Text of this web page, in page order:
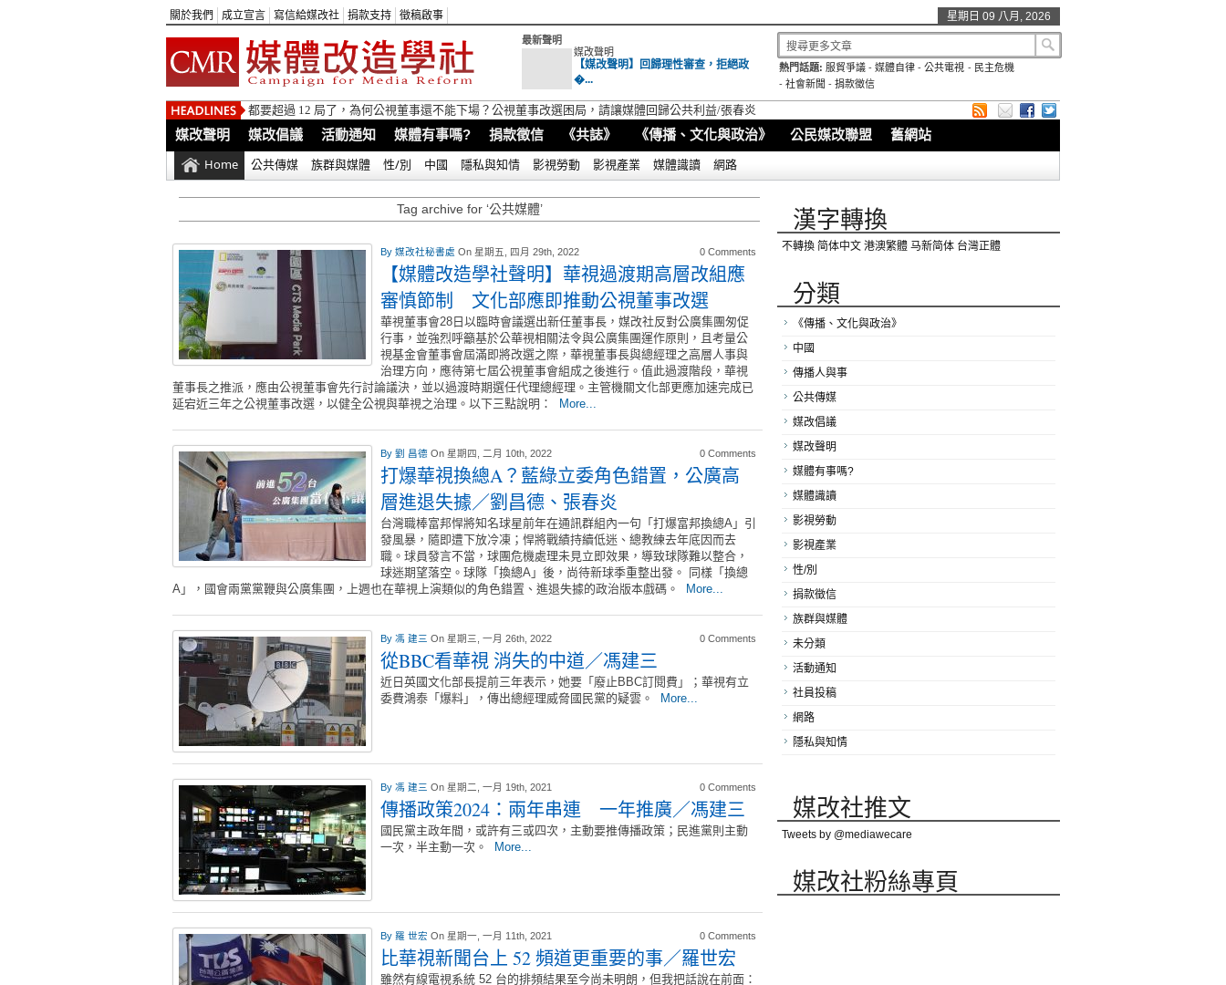
關於我們 成立宣言 寫信給媒改社 捐款支持 徵稿啟事 星期日 09 八月, 2026
最新聲明
媒改聲明
【媒改聲明】回歸理性審查，拒絕政
�...
熱門話題: 服貿爭議 -媒體自律 -公共電視 - 民主危機
- 社會新聞 - 捐款徵信
都要超過 12 局了，為何公視董事還不能下場？公視董事改選困局，請讓媒體回歸公共利益/張春炎
媒改聲明 媒改倡議 活動通知 媒體有事嗎? 捐款徵信 《共誌》 《傳播、文化與政治》 公民媒改聯盟 舊網站
Home 公共傳媒 族群與媒體 性/別 中國 隱私與知情 影視勞動 影視產業 媒體識讀 網路
Tag archive for ‘公共媒體’
By 媒改社秘書處 On 星期五, 四月 29th, 2022 0 Comments
【媒體改造學社聲明】華視過渡期高層改組應
審慎節制 文化部應即推動公視董事改選
華視董事會28日以臨時會議選出新任董事長，媒改社反對公廣集團匆促
行事，並強烈呼籲基於公華視相關法令與公廣集團運作原則，且考量公
視基金會董事會屆滿即將改選之際，華視董事長與總經理之高層人事與
治理方向，應待第七屆公視董事會組成之後進行。值此過渡階段，華視
董事長之推派，應由公視董事會先行討論議決，並以過渡時期選任代理總經理。主管機關文化部更應加速完成已
延宕近三年之公視董事改選，以健全公視與華視之治理。以下三點說明：
More...
By 劉 昌德 On 星期四, 二月 10th, 2022 0 Comments
打爆華視換總A？藍綠立委角色錯置，公廣高
層進退失據／劉昌德、張春炎
台灣職棒富邦悍將知名球星前年在通訊群組內一句「打爆富邦換總A」引
發風暴，隨即遭下放冷凍；悍將戰績持續低迷、總教練去年底因而去
職。球員發言不當，球團危機處理未見立即效果，導致球隊難以整合，
球迷期望落空。球隊「換總A」後，尚待新球季重整出發。 同樣「換總
A」，國會兩黨黨鞭與公廣集團，上週也在華視上演類似的角色錯置、進退失據的政治版本戲碼。
More...
By 馮 建三 On 星期三, 一月 26th, 2022 0 Comments
從BBC看華視 消失的中道／馮建三
近日英國文化部長提前三年表示，她要「廢止BBC訂閱費」；華視有立
委費鴻泰「爆料」，傳出總經理威脅國民黨的疑雲。
More...
By 馮 建三 On 星期二, 一月 19th, 2021 0 Comments
傳播政策2024：兩年串連 一年推廣／馮建三
國民黨主政年間，或許有三或四次，主動要推傳播政策；民進黨則主動
一次，半主動一次。
More...
By 羅 世宏 On 星期一, 一月 11th, 2021 0 Comments
比華視新聞台上 52 頻道更重要的事／羅世宏
雖然有線電視系統 52 台的排頻結果至今尚未明朗，但我把話說在前面：
漢字轉換
不轉換 简体中文 港澳繁體 马新简体 台灣正體
分類
《傳播、文化與政治》
中國
傳播人與事
公共傳媒
媒改倡議
媒改聲明
媒體有事嗎?
媒體識讀
影視勞動
影視產業
性/別
捐款徵信
族群與媒體
未分類
活動通知
社員投稿
網路
隱私與知情
媒改社推文
Tweets by @mediawecare
媒改社粉絲專頁